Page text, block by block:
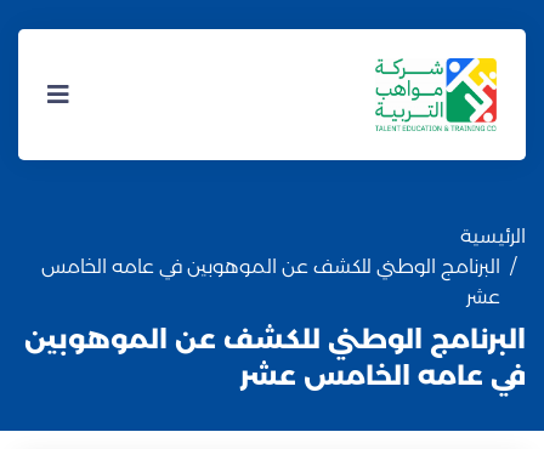
الرئيسية
البرنامج الوطني للكشف عن الموهوبين في عامه الخامس
عشر
البرنامج الوطني للكشف عن الموهوبين
في عامه الخامس عشر